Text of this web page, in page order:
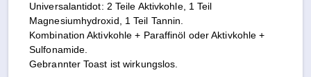
Universalantidot: 2 Teile Aktivkohle, 1 Teil
Magnesiumhydroxid, 1 Teil Tannin.
Kombination Aktivkohle + Paraffinöl oder Aktivkohle +
Sulfonamide.
Gebrannter Toast ist wirkungslos.